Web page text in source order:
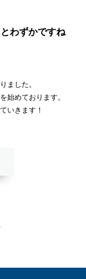
わずかですね
ました。
始めております。
いきます！